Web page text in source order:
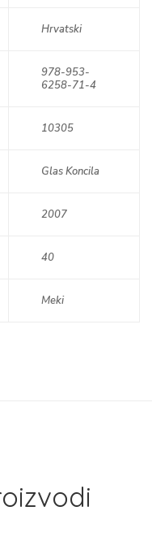
Hrvatski
978-953-
6258-71-4
10305
Glas Koncila
2007
40
Meki